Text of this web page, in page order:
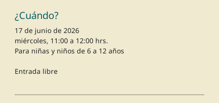
¿Cuándo?
17 de junio de 2026
miércoles, 11:00 a 12:00 hrs.
Para niñas y niños de 6 a 12 años
Entrada libre